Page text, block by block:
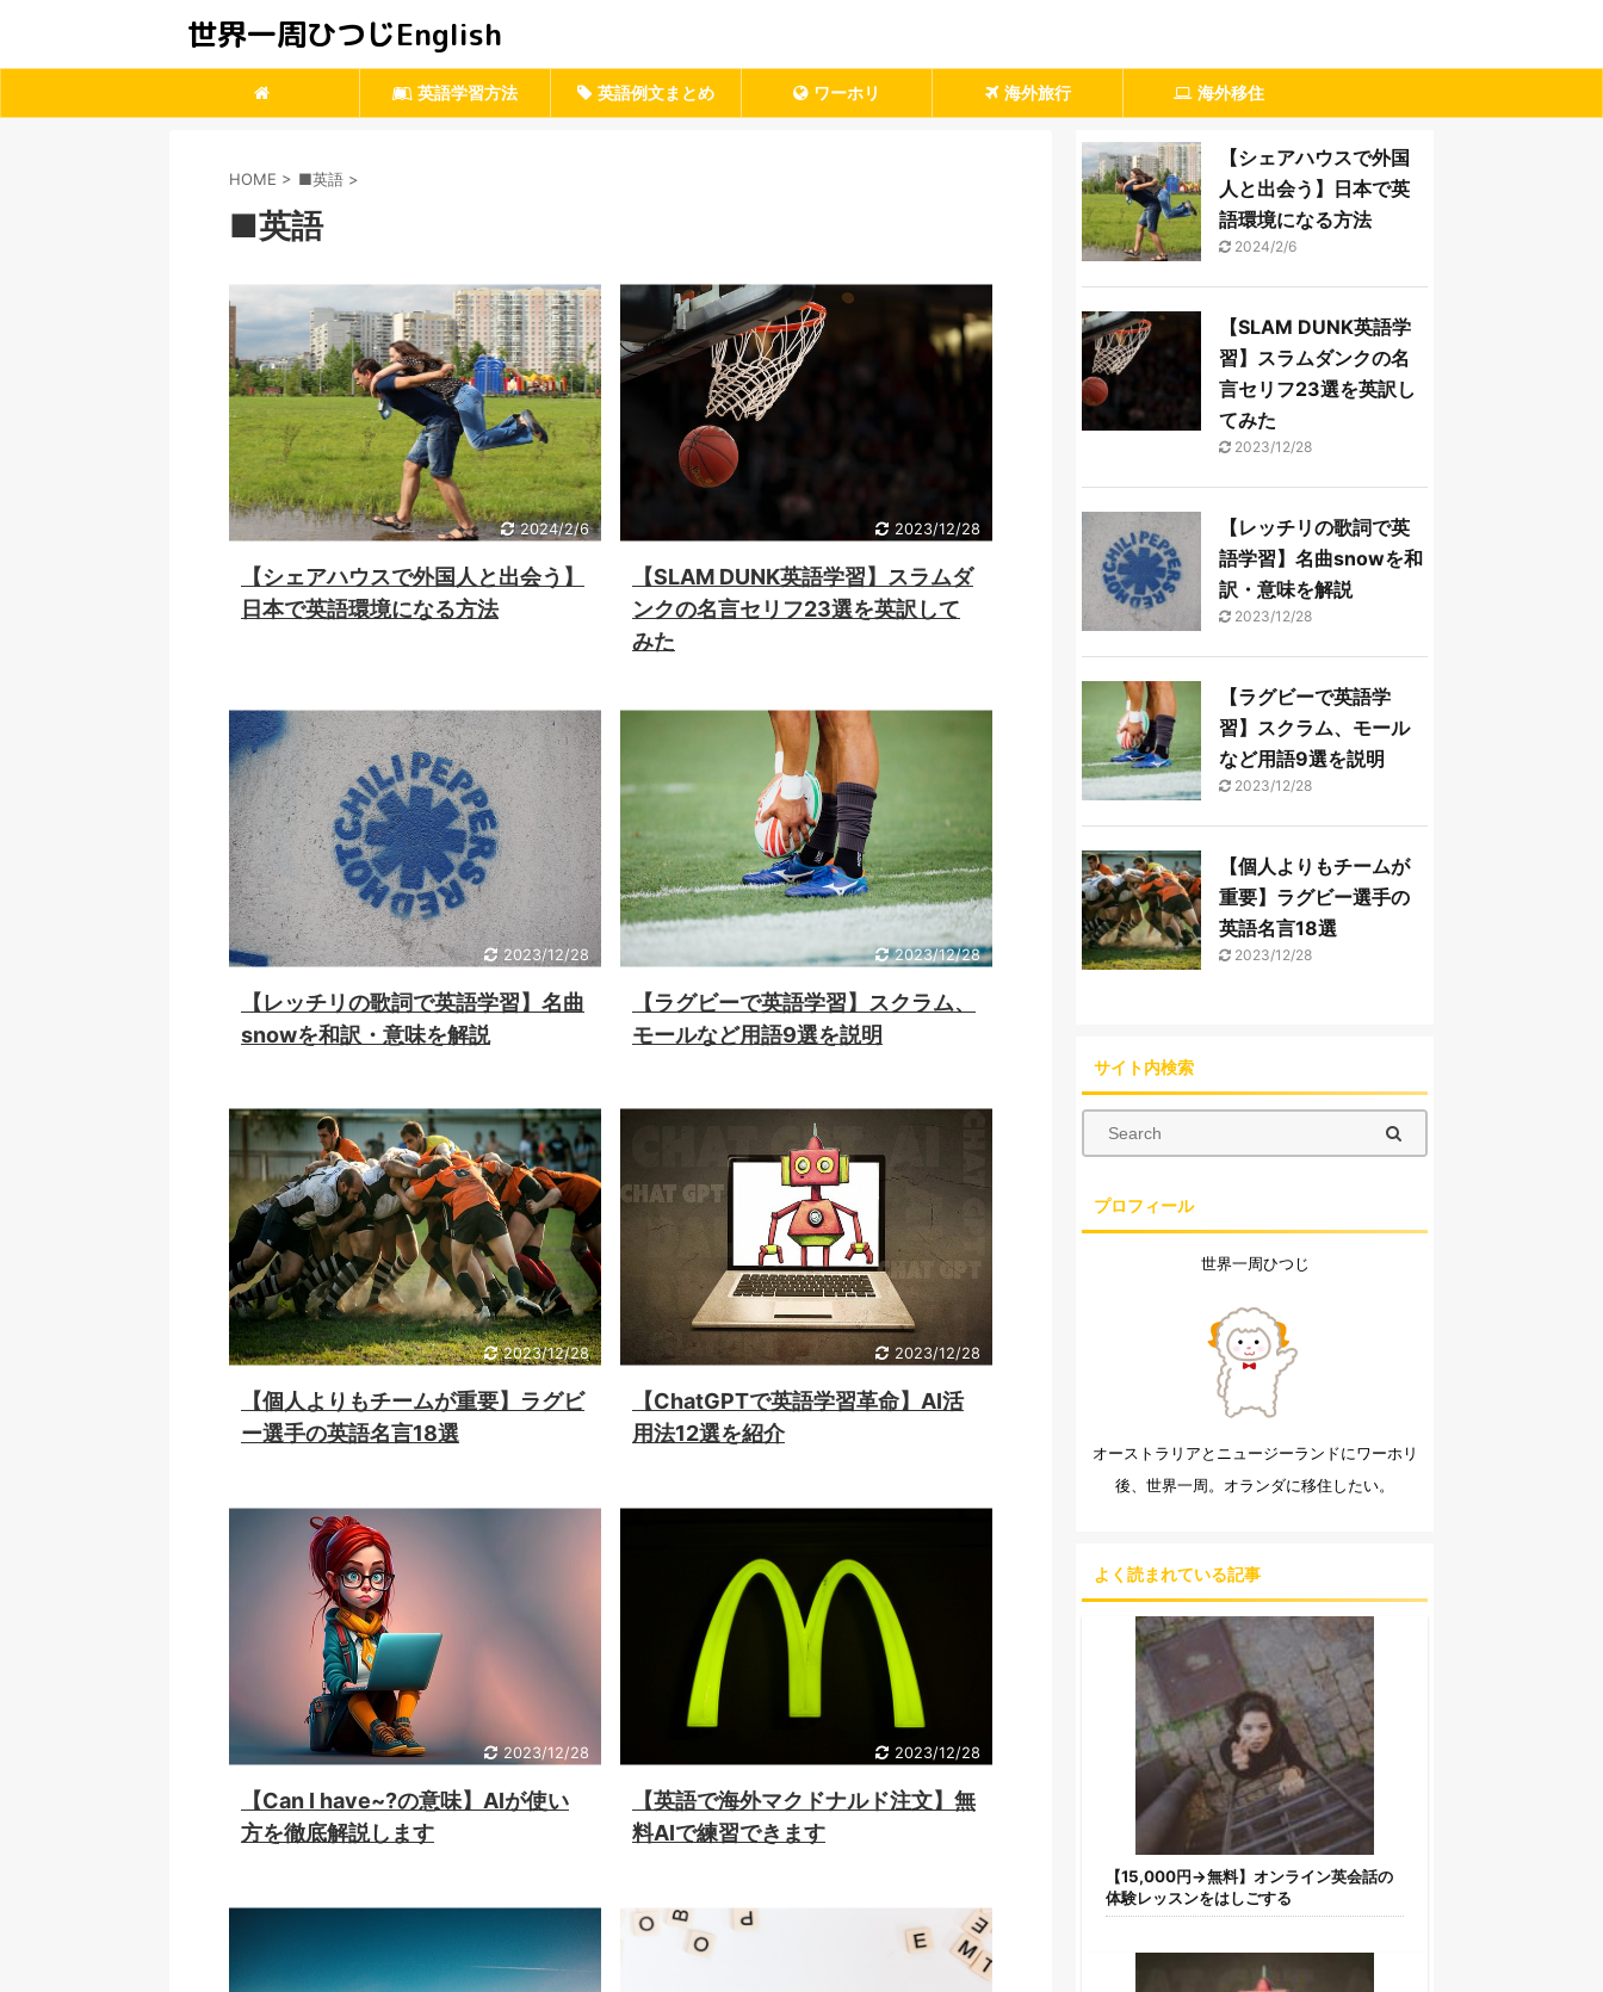
世界一周ひつじEnglish
英語学習方法 英語例文まとめ ワーホリ 海外旅行 海外移住
HOME > ■英語 >
■英語
2024/2/6
【シェアハウスで外国人と出会う】
日本で英語環境になる方法
2023/12/28
【SLAM DUNK英語学習】スラムダ
ンクの名言セリフ23選を英訳して
みた
2023/12/28
【レッチリの歌詞で英語学習】名曲
snowを和訳・意味を解説
2023/12/28
【ラグビーで英語学習】スクラム、
モールなど用語9選を説明
2023/12/28
【個人よりもチームが重要】ラグビ
ー選手の英語名言18選
2023/12/28
【ChatGPTで英語学習革命】AI活
用法12選を紹介
2023/12/28
【Can I have~?の意味】AIが使い
方を徹底解説します
2023/12/28
【英語で海外マクドナルド注文】無
料AIで練習できます
【シェアハウスで外国
人と出会う】日本で英
語環境になる方法
2024/2/6
【SLAM DUNK英語学
習】スラムダンクの名
言セリフ23選を英訳し
てみた
2023/12/28
【レッチリの歌詞で英
語学習】名曲snowを和
訳・意味を解説
2023/12/28
【ラグビーで英語学
習】スクラム、モール
など用語9選を説明
2023/12/28
【個人よりもチームが
重要】ラグビー選手の
英語名言18選
2023/12/28
サイト内検索
プロフィール
世界一周ひつじ
オーストラリアとニュージーランドにワーホリ
後、世界一周。オランダに移住したい。
よく読まれている記事
【15,000円→無料】オンライン英会話の
体験レッスンをはしごする